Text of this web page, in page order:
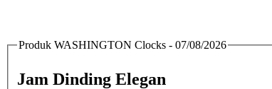
Produk WASHINGTON Clocks - 07/08/2026
Jam Dinding Elegan